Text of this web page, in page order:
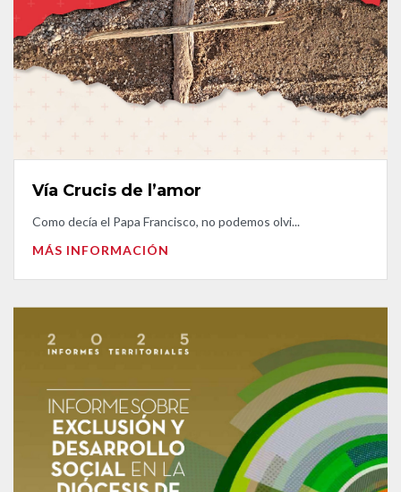
Vía Crucis de l’amor
Como decía el Papa Francisco, no podemos olvi...
MÁS INFORMACIÓN